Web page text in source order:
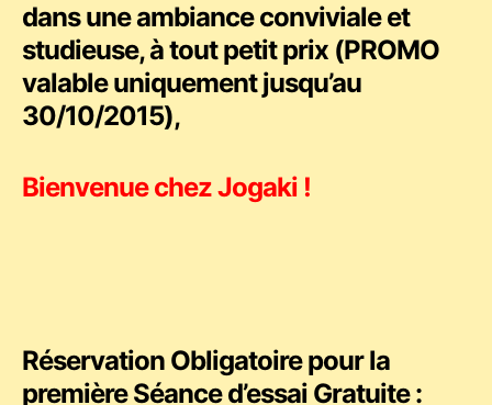
dans une ambiance conviviale et
studieuse, à tout petit prix (PROMO
valable uniquement jusqu’au
30/10/2015),
Bienvenue chez Jogaki !
Réservation Obligatoire pour la
première Séance d’essai Gratuite :